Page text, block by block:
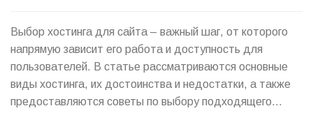
Выбор хостинга для сайта – важный шаг, от которого
напрямую зависит его работа и доступность для
пользователей. В статье рассматриваются основные
виды хостинга, их достоинства и недостатки, а также
предоставляются советы по выбору подходящего